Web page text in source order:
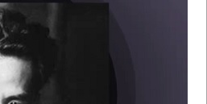
られたな。岐阜の川で外
事故。
元ジャンポケ・斉藤被告か
性「安心して眠りたい」